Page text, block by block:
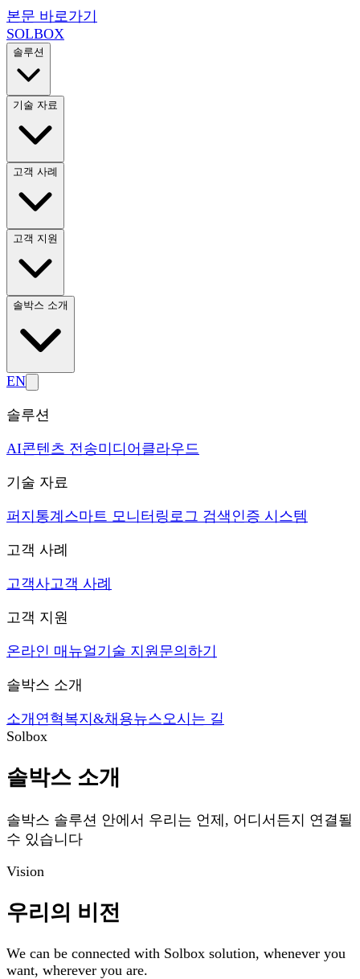
본문 바로가기
SOLBOX
솔루션
기술 자료
고객 사례
고객 지원
솔박스 소개
EN
솔루션
AI콘텐츠 전송미디어 클라우드
기술 자료
퍼지 통계 스마트 모니터링로그 검색 인증 시스템
고객 사례
고객사고객 사례
고객 지원
온라인 매뉴얼 기술 지원 문의하기
솔박스 소개
소개 연혁 복지&채용뉴스오시는 길
Solbox
솔박스 소개
솔박스 솔루션 안에서 우리는 언제, 어디서든지 연결될
수 있습니다
Vision
우리의 비전
We can be connected with Solbox solution, whenever you
want, wherever you are.